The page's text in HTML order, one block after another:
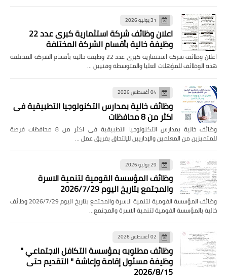
31 يوليو 2026
اعلان وظائف شركة استثمارية كبرى عدد 22
وظيفة خالية بأقسام الشركة المختلفة
اعلان وظائف شركة استثمارية كبرى عدد 22 وظيفة خالية بأقسام الشركة المختلفة
هذه الوظائف للمؤهلات العليا والمتوسطة وفنيين …
04 أغسطس 2026
وظائف خالية بمدارس التكنولوجيا التطبيقية فى
اكثر من 8 محافظات
وظائف خالية بمدارس التكنولوجيا التطبيقية فى اكثر من 8 محافظات فرصة
للمتميزين من المعلمين والإداريين للإلتحاق بفريق عمل …
29 يوليو 2026
وظائف المؤسسة القومية لتنمية الاسرة
والمجتمع بتاريخ اليوم 2026/7/29
وظائف المؤسسة القومية لتنمية الاسرة والمجتمع بتاريخ اليوم 2026/7/29 وظائف
خالية بالمؤسسة القومية لتنمية الاسرة والمجتمع…
02 أغسطس 2026
وظائف مطلوبه بمؤسسة التكافل الاجتماعي "
وظيفة مسئول إقامة وإعاشة " التقديم حتى
2026/8/15